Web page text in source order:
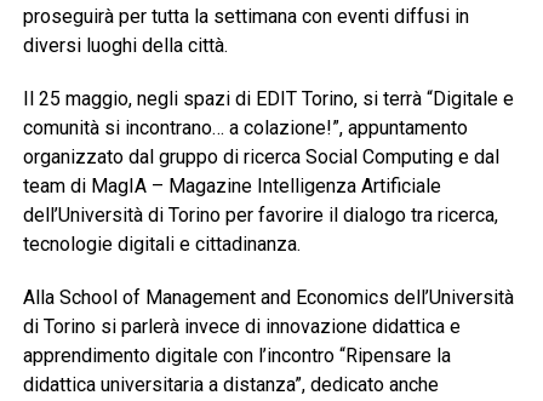
proseguirà per tutta la settimana con eventi diffusi in
diversi luoghi della città.
Il 25 maggio, negli spazi di EDIT Torino, si terrà “Digitale e
comunità si incontrano… a colazione!”, appuntamento
organizzato dal gruppo di ricerca Social Computing e dal
team di MagIA – Magazine Intelligenza Artificiale
dell’Università di Torino per favorire il dialogo tra ricerca,
tecnologie digitali e cittadinanza.
Alla School of Management and Economics dell’Università
di Torino si parlerà invece di innovazione didattica e
apprendimento digitale con l’incontro “Ripensare la
didattica universitaria a distanza”, dedicato anche